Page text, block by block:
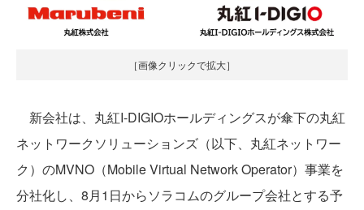
［画像クリックで拡大］
新会社は、丸紅I-DIGIOホールディングスが傘下の丸紅
ネットワークソリューションズ（以下、丸紅ネットワー
ク）のMVNO（Mobile Virtual Network Operator）事業を
分社化し、8月1日からソラコムのグループ会社とする予